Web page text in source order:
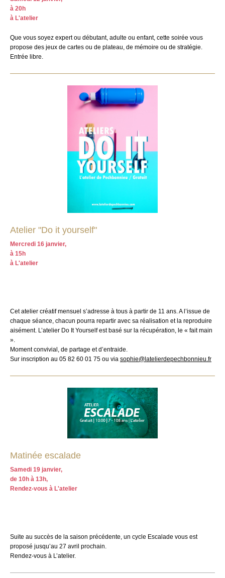
à 20h
à L'atelier
Que vous soyez expert ou débutant, adulte ou enfant, cette soirée vous
propose des jeux de cartes ou de plateau, de mémoire ou de stratégie.
Entrée libre.
Atelier "Do it yourself"
Mercredi 16 janvier,
à 15h
à L'atelier
Cet atelier créatif mensuel s’adresse à tous à partir de 11 ans. A l’issue de
chaque séance, chacun pourra repartir avec sa réalisation et la reproduire
aisément. L’atelier Do It Yourself est basé sur la récupération, le « fait main
».
Moment convivial, de partage et d’entraide.
Sur inscription au 05 82 60 01 75 ou via sophie@latelierdepechbonnieu.fr
Matinée escalade
Samedi 19 janvier,
de 10h à 13h,
Rendez-vous à L'atelier
Suite au succès de la saison précédente, un cycle Escalade vous est
proposé jusqu’au 27 avril prochain.
Rendez-vous à L’atelier.